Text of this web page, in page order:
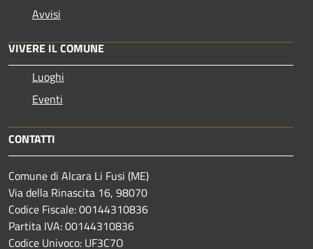
Avvisi
VIVERE IL COMUNE
Luoghi
Eventi
CONTATTI
Comune di Alcara Li Fusi (ME)
Via della Rinascita 16, 98070
Codice Fiscale: 00144310836
Partita IVA: 00144310836
Codice Univoco: UF3C7O